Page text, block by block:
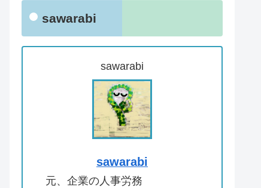
sawarabi
sawarabi
sawarabi
元、企業の人事労務